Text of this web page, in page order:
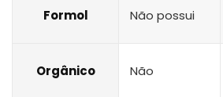
Formol Não possui
Orgânico Não